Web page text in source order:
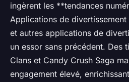
ingèrent les **tendances
Applications de
et autres applications de
un essor sans précédent. Des
Clans et Candy Crush Saga
engagement élevé,